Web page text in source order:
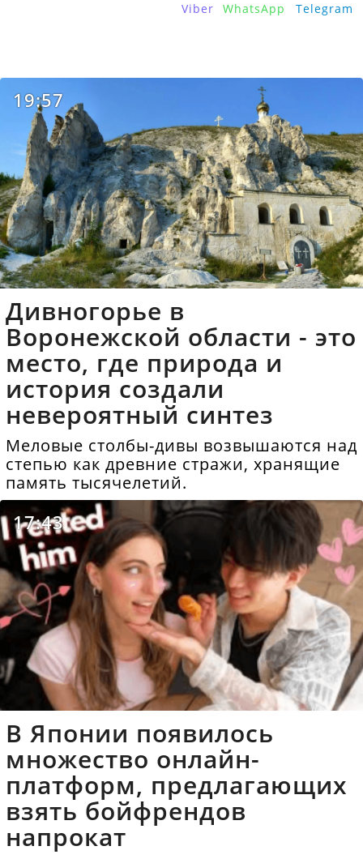
Viber WhatsApp Telegram
19:57
Дивногорье в
Воронежской области - это
место, где природа и
история создали
невероятный синтез
Меловые столбы-дивы возвышаются над
степью как древние стражи, хранящие
память тысячелетий.
17:43
В Японии появилось
множество онлайн-
платформ, предлагающих
взять бойфрендов
напрокат